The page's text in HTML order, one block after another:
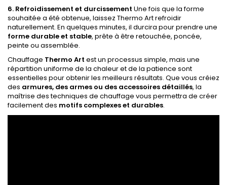
6. Refroidissement et durcissement Une fois que la forme
souhaitée a été obtenue, laissez Thermo Art refroidir
naturellement. En quelques minutes, il durcira pour prendre une
forme durable et stable, prête à être retouchée, poncée,
peinte ou assemblée.
Chauffage Thermo Art est un processus simple, mais une
répartition uniforme de la chaleur et de la patience sont
essentielles pour obtenir les meilleurs résultats. Que vous créiez
des armures, des armes ou des accessoires détaillés, la
maîtrise des techniques de chauffage vous permettra de créer
facilement des motifs complexes et durables.